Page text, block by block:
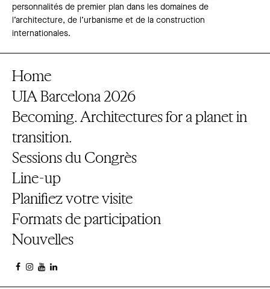
personnalités de premier plan dans les domaines de
l’architecture, de l’urbanisme et de la construction
internationales.
Home
UIA Barcelona 2026
Becoming. Architectures for a planet in
transition.
Sessions du Congrès
Line-up
Planifiez votre visite
Formats de participation
Nouvelles